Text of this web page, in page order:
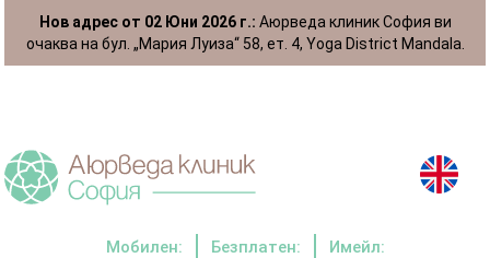
Нов адрес от 02 Юни 2026 г.: Аюрведа клиник София ви
очаква на бул. „Мария Луиза“ 58, ет. 4, Yoga District Mandala.
Мобилен: Безплатен: Имейл: